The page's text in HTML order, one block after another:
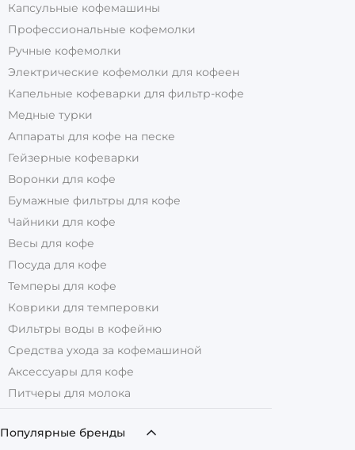
Капсульные кофемашины
Профессиональные кофемолки
Ручные кофемолки
Электрические кофемолки для кофеен
Капельные кофеварки для фильтр-кофе
Медные турки
Аппараты для кофе на песке
Гейзерные кофеварки
Воронки для кофе
Бумажные фильтры для кофе
Чайники для кофе
Весы для кофе
Посуда для кофе
Темперы для кофе
Коврики для темперовки
Фильтры воды в кофейню
Средства ухода за кофемашиной
Аксессуары для кофе
Питчеры для молока
Популярные бренды